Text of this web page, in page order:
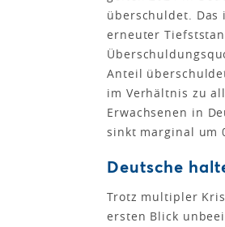
überschuldet. Das
erneuter
Anteil
im Verhältnis zu
Erwachsenen in
sinkt marginal um
Deutsche
Trotz multipler
ersten Blick